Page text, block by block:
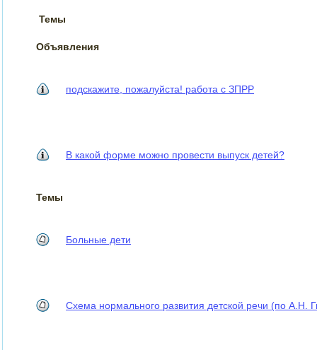
Темы
Объявления
подскажите, пожалуйста! работа с ЗПРР
В какой форме можно провести выпуск детей?
Темы
Больные дети
Схема нормального развития детской речи (по А.Н.